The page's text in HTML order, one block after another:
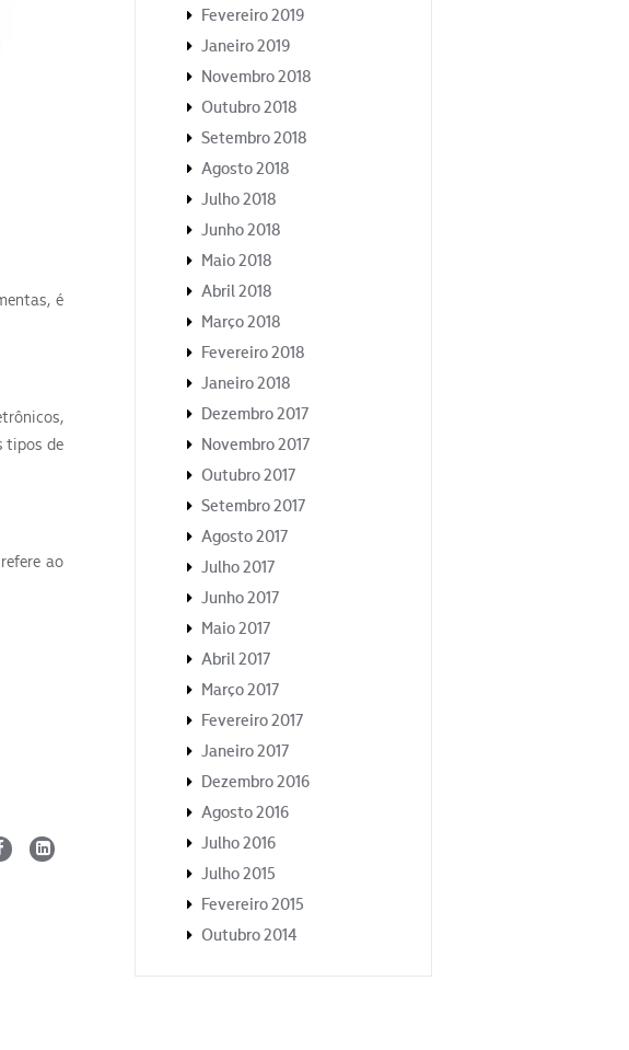
é
tipos de
ao
Fevereiro 2019
Janeiro 2019
Novembro 2018
Outubro 2018
Setembro 2018
Agosto 2018
Julho 2018
Junho 2018
Maio 2018
Abril 2018
Março 2018
Fevereiro 2018
Janeiro 2018
Dezembro 2017
Novembro 2017
Outubro 2017
Setembro 2017
Agosto 2017
Julho 2017
Junho 2017
Maio 2017
Abril 2017
Março 2017
Fevereiro 2017
Janeiro 2017
Dezembro 2016
Agosto 2016
Julho 2016
Julho 2015
Fevereiro 2015
Outubro 2014